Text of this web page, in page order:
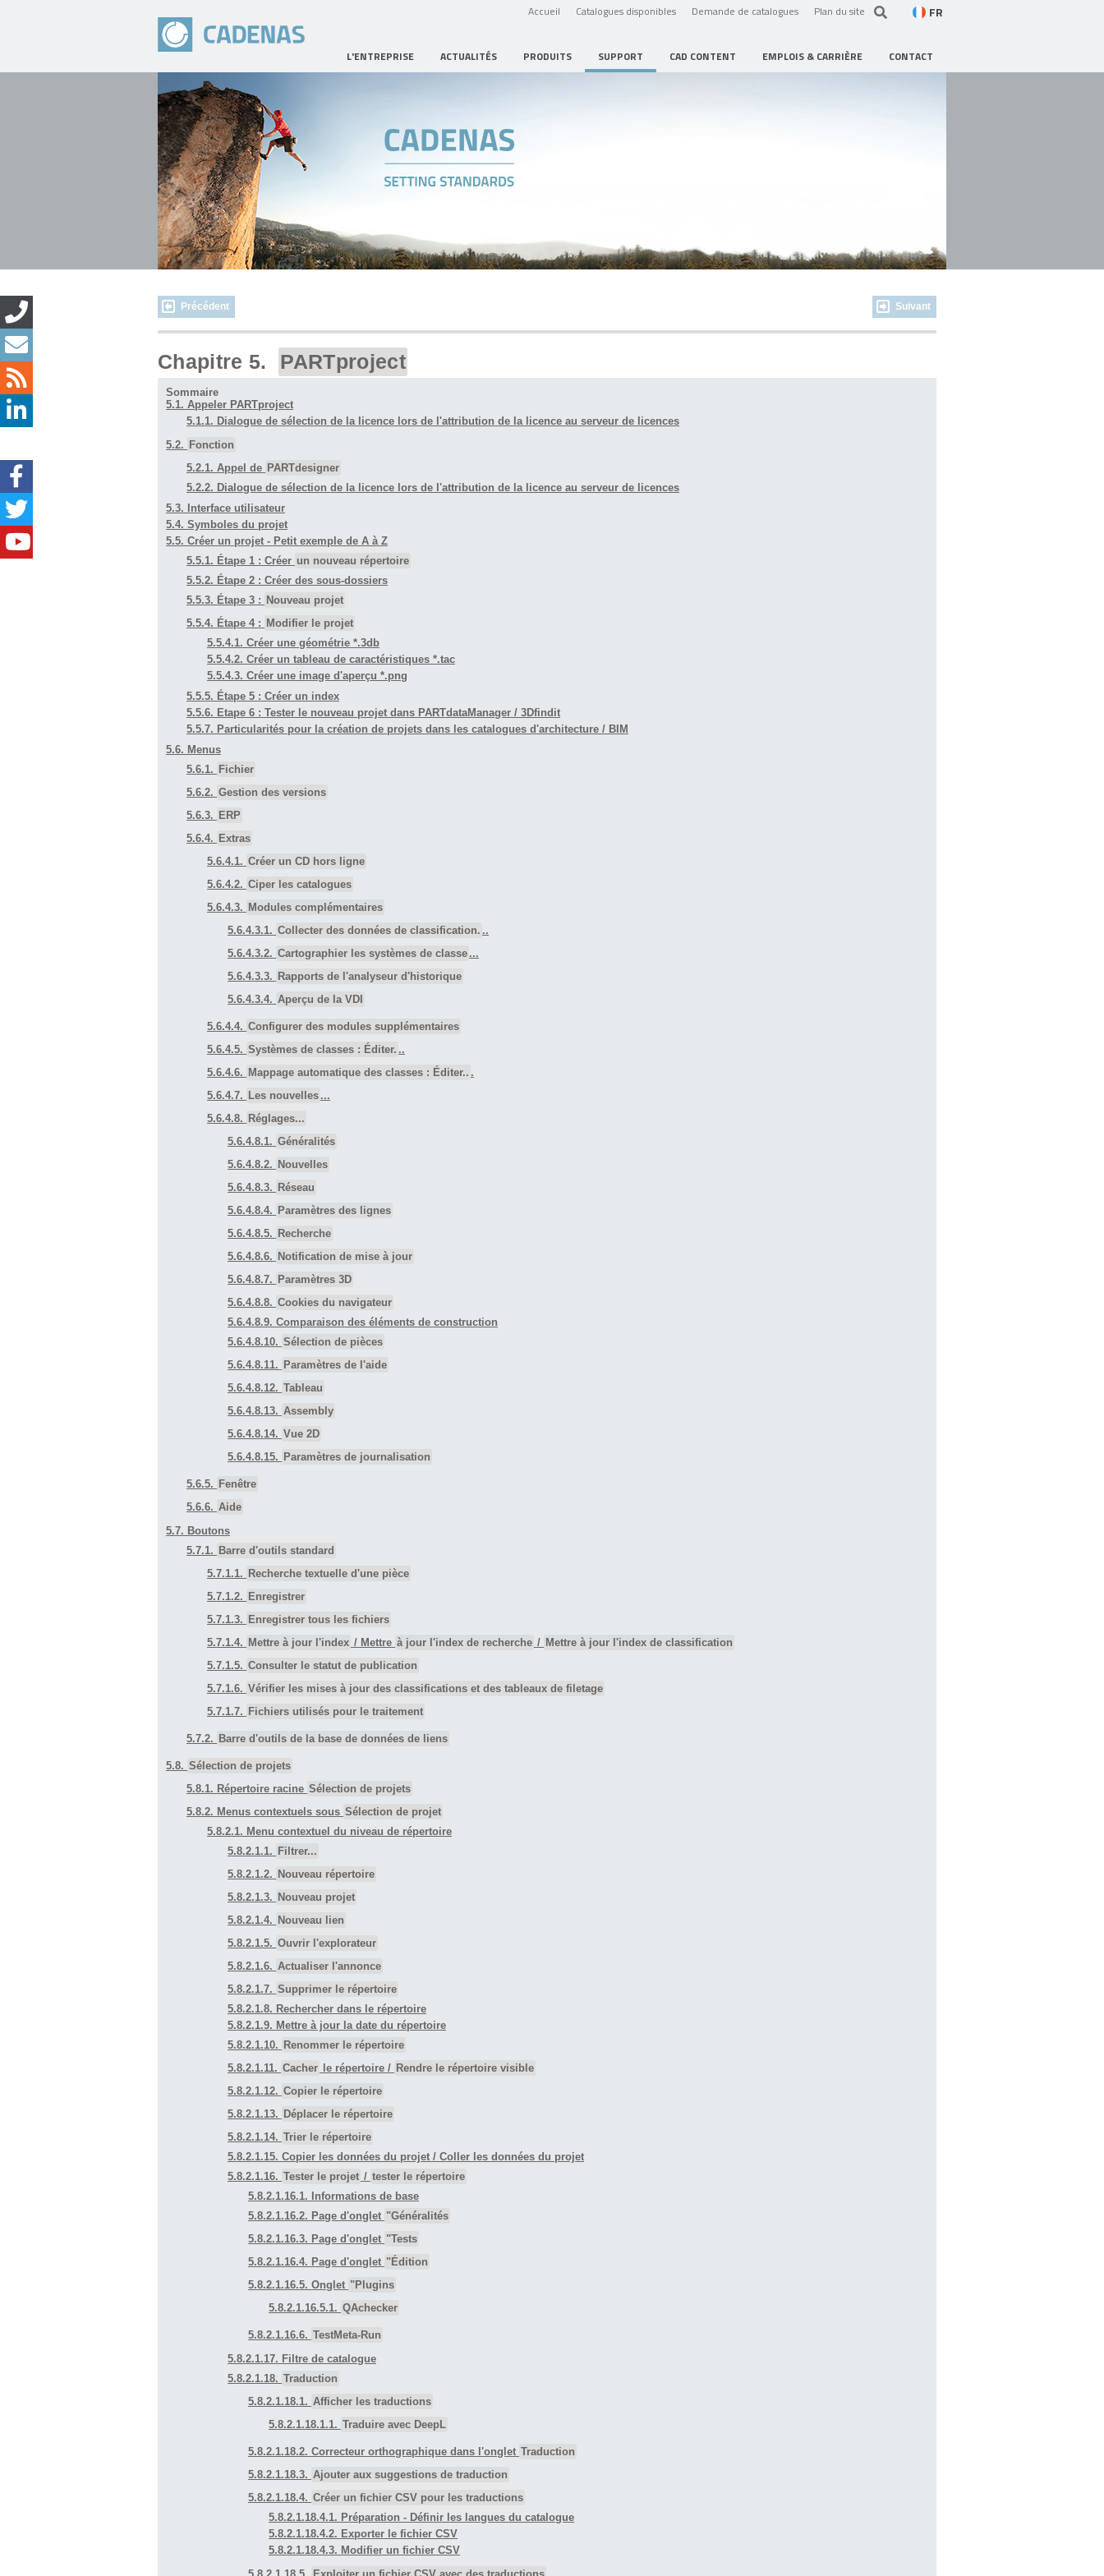
Accueil Catalogues disponibles Demande de catalogues Plan du site FR
L'ENTREPRISE ACTUALITÉS PRODUITS SUPPORT CAD CONTENT EMPLOIS & CARRIÈRE CONTACT
Précédent Suivant
Chapitre 5. PARTproject
Sommaire
5.1. Appeler PARTproject
5.1.1. Dialogue de sélection de la licence lors de l'attribution de la licence au serveur de licences
5.2. Fonction
5.2.1. Appel de PARTdesigner
5.2.2. Dialogue de sélection de la licence lors de l'attribution de la licence au serveur de licences
5.3. Interface utilisateur
5.4. Symboles du projet
5.5. Créer un projet - Petit exemple de A à Z
5.5.1. Étape 1 : Créer un nouveau répertoire
5.5.2. Étape 2 : Créer des sous-dossiers
5.5.3. Étape 3 : Nouveau projet
5.5.4. Étape 4 : Modifier le projet
5.5.4.1. Créer une géométrie *.3db
5.5.4.2. Créer un tableau de caractéristiques *.tac
5.5.4.3. Créer une image d'aperçu *.png
5.5.5. Étape 5 : Créer un index
5.5.6. Etape 6 : Tester le nouveau projet dans PARTdataManager / 3Dfindit
5.5.7. Particularités pour la création de projets dans les catalogues d'architecture / BIM
5.6. Menus
5.6.1. Fichier
5.6.2. Gestion des versions
5.6.3. ERP
5.6.4. Extras
5.6.4.1. Créer un CD hors ligne
5.6.4.2. Ciper les catalogues
5.6.4.3. Modules complémentaires
5.6.4.3.1. Collecter des données de classification. ..
5.6.4.3.2. Cartographier les systèmes de classe ...
5.6.4.3.3. Rapports de l'analyseur d'historique
5.6.4.3.4. Aperçu de la VDI
5.6.4.4. Configurer des modules supplémentaires
5.6.4.5. Systèmes de classes : Éditer. ..
5.6.4.6. Mappage automatique des classes : Éditer.. .
5.6.4.7. Les nouvelles ...
5.6.4.8. Réglages...
5.6.4.8.1. Généralités
5.6.4.8.2. Nouvelles
5.6.4.8.3. Réseau
5.6.4.8.4. Paramètres des lignes
5.6.4.8.5. Recherche
5.6.4.8.6. Notification de mise à jour
5.6.4.8.7. Paramètres 3D
5.6.4.8.8. Cookies du navigateur
5.6.4.8.9. Comparaison des éléments de construction
5.6.4.8.10. Sélection de pièces
5.6.4.8.11. Paramètres de l'aide
5.6.4.8.12. Tableau
5.6.4.8.13. Assembly
5.6.4.8.14. Vue 2D
5.6.4.8.15. Paramètres de journalisation
5.6.5. Fenêtre
5.6.6. Aide
5.7. Boutons
5.7.1. Barre d'outils standard
5.7.1.1. Recherche textuelle d'une pièce
5.7.1.2. Enregistrer
5.7.1.3. Enregistrer tous les fichiers
5.7.1.4. Mettre à jour l'index / Mettre à jour l'index de recherche / Mettre à jour l'index de classification
5.7.1.5. Consulter le statut de publication
5.7.1.6. Vérifier les mises à jour des classifications et des tableaux de filetage
5.7.1.7. Fichiers utilisés pour le traitement
5.7.2. Barre d'outils de la base de données de liens
5.8. Sélection de projets
5.8.1. Répertoire racine Sélection de projets
5.8.2. Menus contextuels sous Sélection de projet
5.8.2.1. Menu contextuel du niveau de répertoire
5.8.2.1.1. Filtrer...
5.8.2.1.2. Nouveau répertoire
5.8.2.1.3. Nouveau projet
5.8.2.1.4. Nouveau lien
5.8.2.1.5. Ouvrir l'explorateur
5.8.2.1.6. Actualiser l'annonce
5.8.2.1.7. Supprimer le répertoire
5.8.2.1.8. Rechercher dans le répertoire
5.8.2.1.9. Mettre à jour la date du répertoire
5.8.2.1.10. Renommer le répertoire
5.8.2.1.11. Cacher le répertoire / Rendre le répertoire visible
5.8.2.1.12. Copier le répertoire
5.8.2.1.13. Déplacer le répertoire
5.8.2.1.14. Trier le répertoire
5.8.2.1.15. Copier les données du projet / Coller les données du projet
5.8.2.1.16. Tester le projet / tester le répertoire
5.8.2.1.16.1. Informations de base
5.8.2.1.16.2. Page d'onglet "Généralités
5.8.2.1.16.3. Page d'onglet "Tests
5.8.2.1.16.4. Page d'onglet "Édition
5.8.2.1.16.5. Onglet "Plugins
5.8.2.1.16.5.1. QAchecker
5.8.2.1.16.6. TestMeta-Run
5.8.2.1.17. Filtre de catalogue
5.8.2.1.18. Traduction
5.8.2.1.18.1. Afficher les traductions
5.8.2.1.18.1.1. Traduire avec DeepL
5.8.2.1.18.2. Correcteur orthographique dans l'onglet Traduction
5.8.2.1.18.3. Ajouter aux suggestions de traduction
5.8.2.1.18.4. Créer un fichier CSV pour les traductions
5.8.2.1.18.4.1. Préparation - Définir les langues du catalogue
5.8.2.1.18.4.2. Exporter le fichier CSV
5.8.2.1.18.4.3. Modifier un fichier CSV